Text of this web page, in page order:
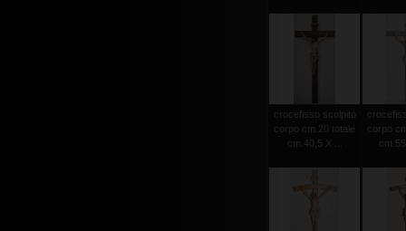
crocefisso scolpito
corpo cm.20 totale
cm.40,5 X ...
corpo